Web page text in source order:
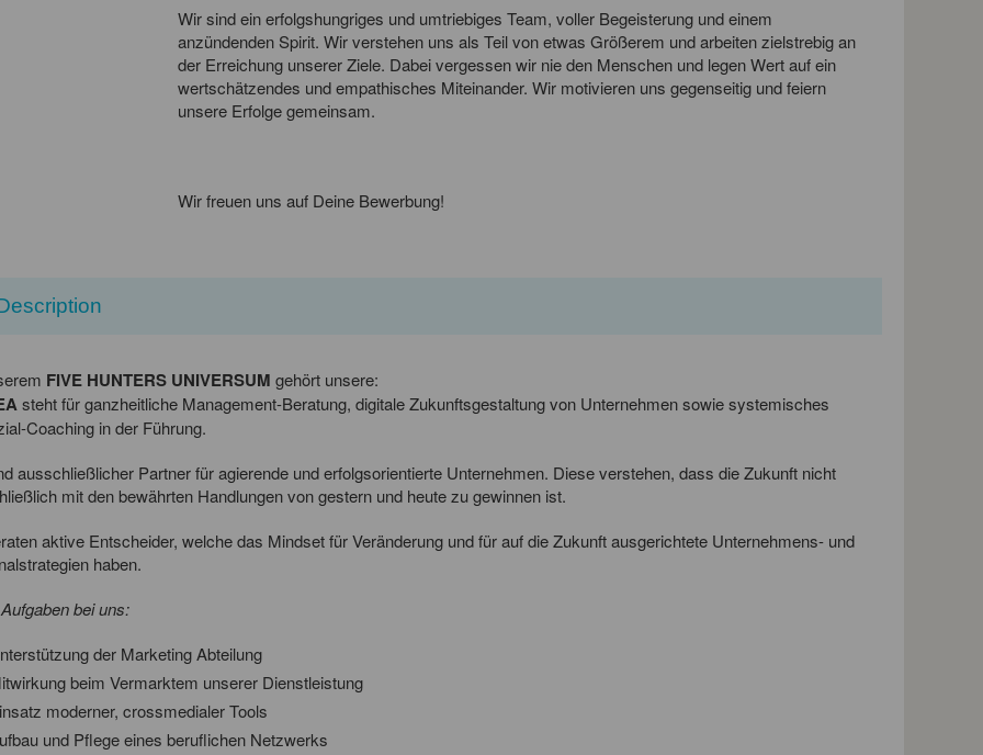
Wir sind ein erfolgshungriges und umtriebiges Team, voller Begeisterung und einem
anzündenden Spirit. Wir verstehen uns als Teil von etwas Größerem und arbeiten zielstrebig an
der Erreichung unserer Ziele. Dabei vergessen wir nie den Menschen und legen Wert auf ein
wertschätzendes und empathisches Miteinander. Wir motivieren uns gegenseitig und feiern
unsere Erfolge gemeinsam.
Wir freuen uns auf Deine Bewerbung!
FIVE HUNTERS UNIVERSUM gehört unsere:
steht für ganzheitliche Management-Beratung, digitale Zukunftsgestaltung von Unternehmen sowie systemisches
Coaching in der Führung.
ausschließlicher Partner für agierende und erfolgsorientierte Unternehmen. Diese verstehen, dass die Zukunft nicht
mit den bewährten Handlungen von gestern und heute zu gewinnen ist.
aktive Entscheider, welche das Mindset für Veränderung und für auf die Zukunft ausgerichtete Unternehmens- und
haben.
bei uns:
der Marketing Abteilung
beim Vermarktem unserer Dienstleistung
moderner, crossmedialer Tools
und Pflege eines beruflichen Netzwerks